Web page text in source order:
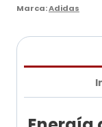
Marca:Adidas